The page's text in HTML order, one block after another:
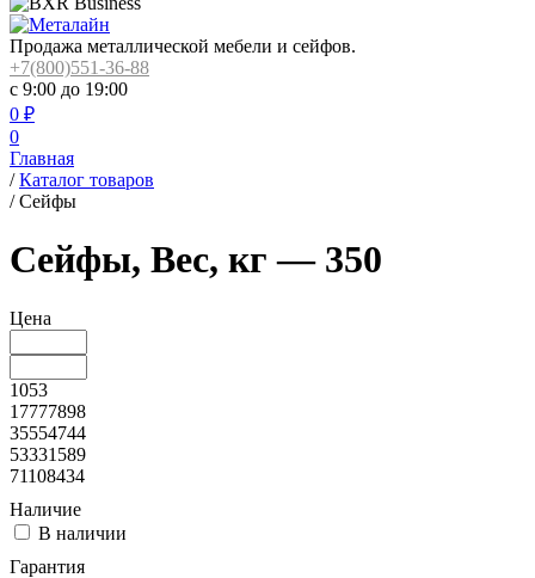
Продажа металлической мебели и сейфов.
+7(800)551-36-88
с 9:00 до 19:00
0 ₽
0
Главная
/ Каталог товаров
/ Сейфы
Сейфы, Вес, кг — 350
Цена
1053
17777898
35554744
53331589
71108434
Наличие
В наличии
Гарантия